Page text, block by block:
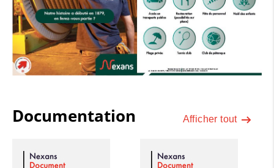
Documentation Afficher tout